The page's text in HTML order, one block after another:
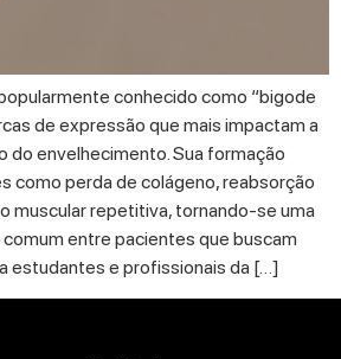
conhecido como “bigode
de expressão que mais impactam a
do envelhecimento. Sua formação
como perda de colágeno, reabsorção
muscular repetitiva, tornando-se uma
entre pacientes que buscam
estudantes e profissionais da […]